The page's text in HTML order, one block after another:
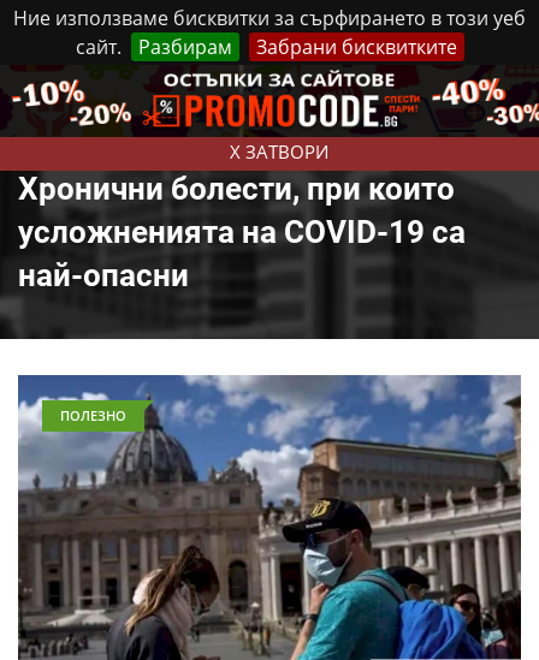
Ние използваме бисквитки за сърфирането в този уеб
сайт.
Разбирам Забрани бисквитките
X ЗАТВОРИ
Събота, 8 Август, 2026 Реклама Контакти
Хронични болести, при които
усложненията на COVID-19 са
най-опасни
ПОЛЕЗНО